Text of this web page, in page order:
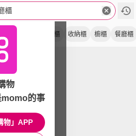
櫃
酒櫃 收納櫃 櫥櫃 餐廳櫃
物
momo的事
物」APP